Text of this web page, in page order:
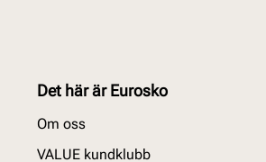
Det här är Eurosko
Om oss
VALUE kundklubb